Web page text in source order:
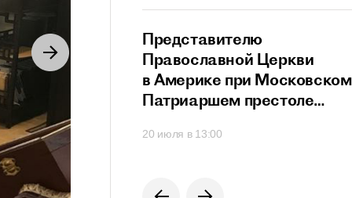
за рубежом
Патриарх
работу
Высшего
Совета
Представителю
Православной Церкви
в Америке при Московском
Патриаршем престоле
Сергия Радонежского
20 июля в 13:00